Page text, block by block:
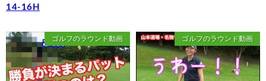
14-16H
ゴルフのラウンド動画 ゴルフのラウンド動画